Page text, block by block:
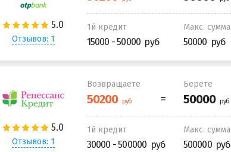
Отзывов: 1
1й кредит
15000 - 50000
Макс. сумма
50000
Отзывов: 1
Возвращаете Берете
1й кредит
30000 - 500000
Макс. сумма
500000